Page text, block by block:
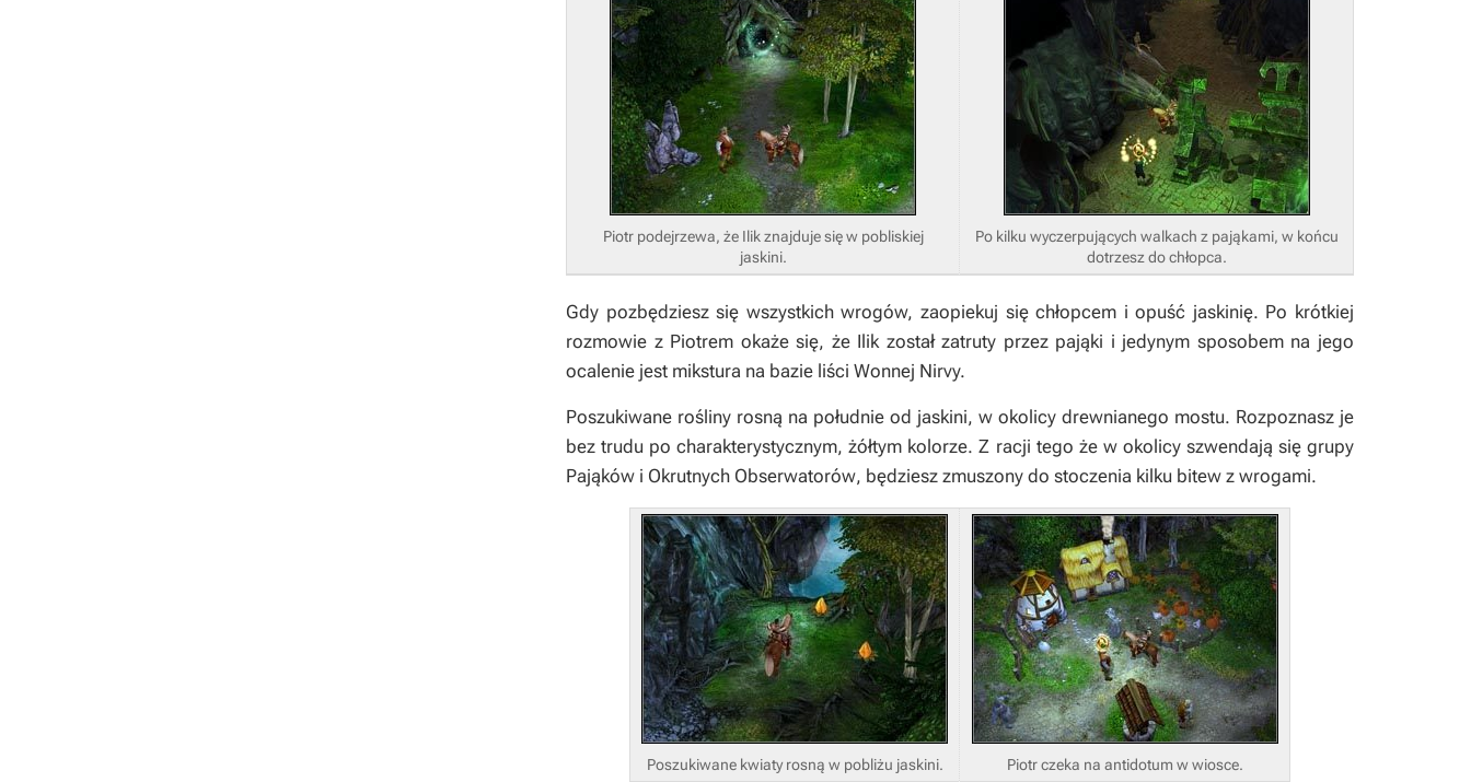
Piotr podejrzewa, że Ilik znajduje się w pobliskiej
jaskini.
Po kilku wyczerpujących walkach z pająkami, w końcu
dotrzesz do chłopca.
Gdy pozbędziesz się wszystkich wrogów, zaopiekuj się chłopcem i opuść jaskinię. Po krótkiej
rozmowie z Piotrem okaże się, że Ilik został zatruty przez pająki i jedynym sposobem na jego
ocalenie jest mikstura na bazie liści Wonnej Nirvy.
Poszukiwane rośliny rosną na południe od jaskini, w okolicy drewnianego mostu. Rozpoznasz je
bez trudu po charakterystycznym, żółtym kolorze. Z racji tego że w okolicy szwendają się grupy
Pająków i Okrutnych Obserwatorów, będziesz zmuszony do stoczenia kilku bitew z wrogami.
Poszukiwane kwiaty rosną w pobliżu jaskini. Piotr czeka na antidotum w wiosce.